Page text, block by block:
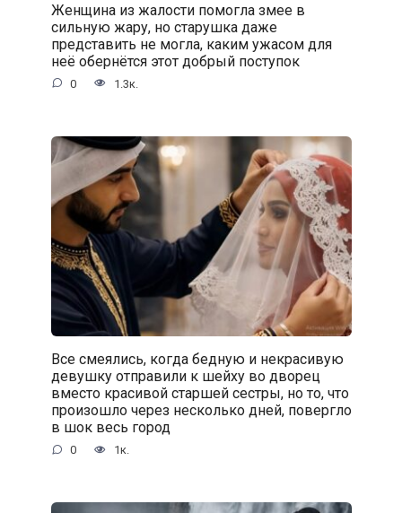
Женщина из жалости помогла змее в
сильную жару, но старушка даже
представить не могла, каким ужасом для
неё обернётся этот добрый поступок
0 1.3к.
Все смеялись, когда бедную и некрасивую
девушку отправили к шейху во дворец
вместо красивой старшей сестры, но то, что
произошло через несколько дней, повергло
в шок весь город
0 1к.